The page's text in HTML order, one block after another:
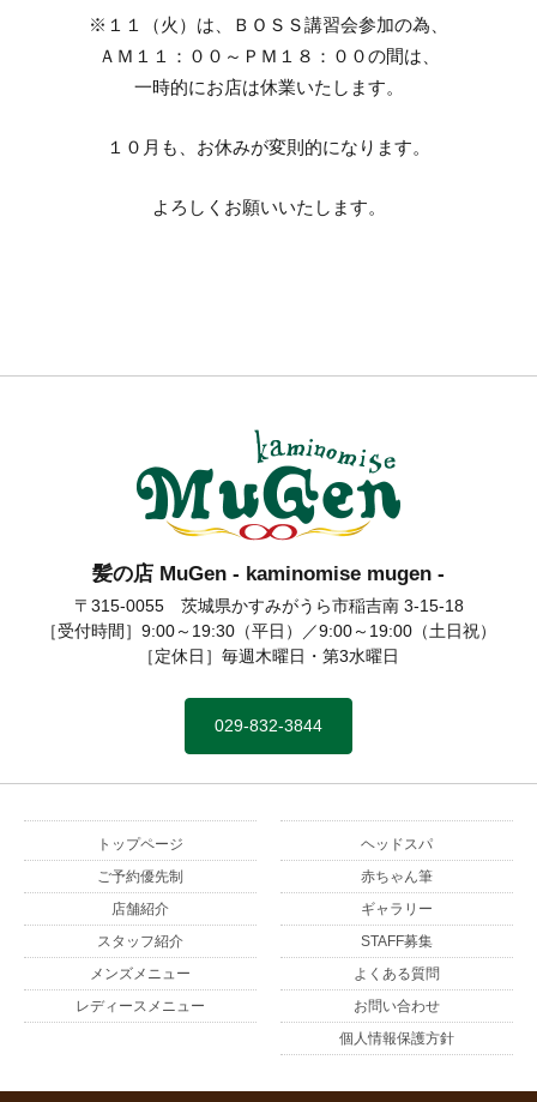
※１１（火）は、ＢＯＳＳ講習会参加の為、
ＡＭ１１：００～ＰＭ１８：００の間は、
一時的にお店は休業いたします。
１０月も、お休みが変則的になります。
よろしくお願いいたします。
ます。
髪の店 MuGen
髪の店 MuGen - kaminomise mugen -
〒315-0055 茨城県かすみがうら市稲吉南 3-15-18
［受付時間］9:00～19:30（平日）／9:00～19:00（土日祝）
［定休日］毎週木曜日・第3水曜日
029-832-3844
トップページ
ご予約優先制
店舗紹介
スタッフ紹介
メンズメニュー
レディースメニュー
ヘッドスパ
赤ちゃん筆
ギャラリー
STAFF募集
よくある質問
お問い合わせ
個人情報保護方針